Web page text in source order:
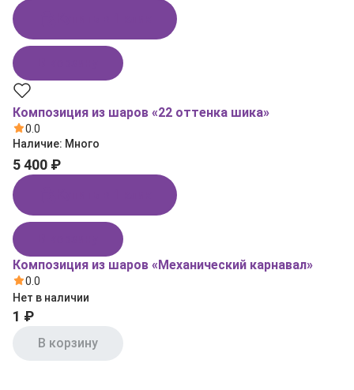
Композиция из шаров «22 оттенка шика»
0.0
Наличие: Много
5 400 ₽
Композиция из шаров «Механический карнавал»
0.0
Нет в наличии
1 ₽
В корзину